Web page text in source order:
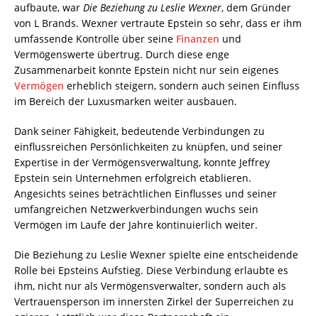
aufbaute, war Die Beziehung zu Leslie Wexner, dem Gründer
von L Brands. Wexner vertraute Epstein so sehr, dass er ihm
umfassende Kontrolle über seine Finanzen und
Vermögenswerte übertrug. Durch diese enge
Zusammenarbeit konnte Epstein nicht nur sein eigenes
Vermögen erheblich steigern, sondern auch seinen Einfluss
im Bereich der Luxusmarken weiter ausbauen.
Dank seiner Fähigkeit, bedeutende Verbindungen zu
einflussreichen Persönlichkeiten zu knüpfen, und seiner
Expertise in der Vermögensverwaltung, konnte Jeffrey
Epstein sein Unternehmen erfolgreich etablieren.
Angesichts seines beträchtlichen Einflusses und seiner
umfangreichen Netzwerkverbindungen wuchs sein
Vermögen im Laufe der Jahre kontinuierlich weiter.
Die Beziehung zu Leslie Wexner spielte eine entscheidende
Rolle bei Epsteins Aufstieg. Diese Verbindung erlaubte es
ihm, nicht nur als Vermögensverwalter, sondern auch als
Vertrauensperson im innersten Zirkel der Superreichen zu